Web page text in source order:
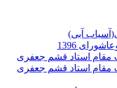
آبی)
1396
مقام استاد قشم جعفری
مقام استاد قشم جعفری